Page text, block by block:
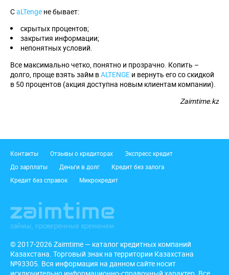
СaLTenge не бывает:
скрытых процентов;
закрытия информации;
непонятных условий.
Все максимально четко, понятно и прозрачно. Копить –
долго, проще взять займ вALTENGE и вернуть его со скидкой
в 50 процентов (акция доступна новым клиентам компании).
Zaimtime.kz
Подвал
Контакты Отзывы о кредиторах
Экспресс кредит
До зарплаты
Деньги в долг
Кредит без залога
Кредит без справок
Микрокредит
© 2017-2026 Zaimtime — каталог кредитных компаний
Казахстана. Торговый знак на территории Казахстана
№93305. Вся информация на данном сайте носит